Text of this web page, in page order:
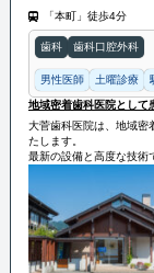
「本町」徒歩4分
歯科 歯科口腔外科
男性医師 土曜診療
地域密着歯科医院として
大菅歯科医院は、地域密
たします。
最新の設備と高度な技術